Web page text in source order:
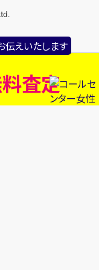
伝えいたします
査定